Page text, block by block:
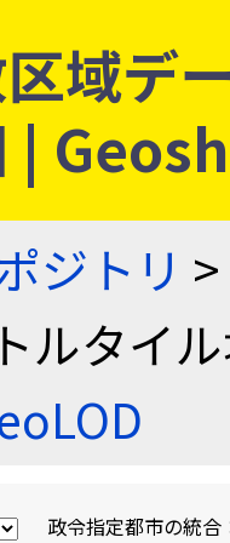
域デ
|
ジトリ >
ルタイ
政令指定都市の統